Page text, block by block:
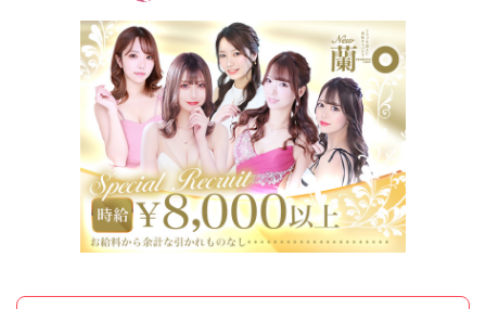
ングセンターを目印に直進してください。新宿区役所から徒歩約3分、区役所通
りを挟んだほぼ向かいの場所です。初回クーポンをご使用の際は「ポケパラを
見た」と言っていただけると幸いです。スタッフ一同、皆様のお越しをお待ち
しております。